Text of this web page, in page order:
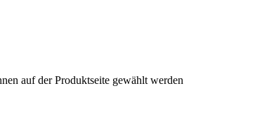
auf der Produktseite gewählt werden